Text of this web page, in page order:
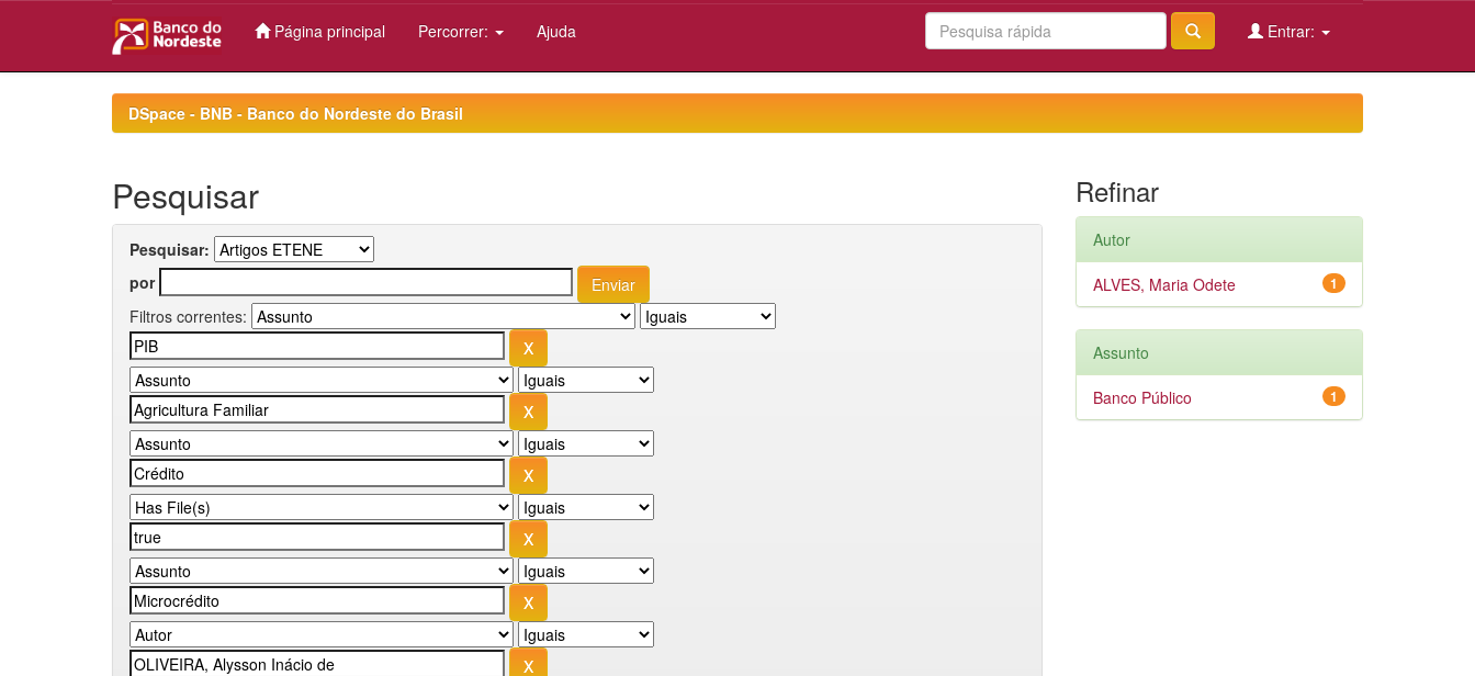
Página principal Percorrer: Ajuda Entrar:
DSpace - BNB - Banco do Nordeste do Brasil
Pesquisar
Pesquisar:
por
Filtros correntes:
Refinar
Autor
1
ALVES, Maria Odete
Assunto
1
Banco Público